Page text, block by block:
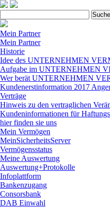
nach:
Mein Partner
Mein Partner
Historie
Idee des UNTERNEHMEN
Aufgabe im UNTERNEHMEN
Wer berät UNTERNEHMEN
Kundenerstinformation 2017
Verträge
Hinweis zu den vertraglichen
Kundeninformationen für
hier finden sie uns
Mein Vermögen
MeinSicherheitsServer
Vermögensstatus
Meine Auswertung
Auswertung+Protokolle
Infoplattform
Bankenzugang
Consorsbank
DAB Einwahl